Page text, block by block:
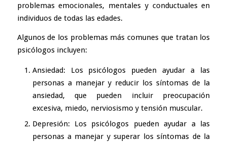
problemas emocionales, mentales y conductuales en
individuos de todas las edades.
Algunos de los problemas más comunes que tratan los
psicólogos incluyen:
Ansiedad: Los psicólogos pueden ayudar a las
personas a manejar y reducir los síntomas de la
ansiedad, que pueden incluir preocupación
excesiva, miedo, nerviosismo y tensión muscular.
Depresión: Los psicólogos pueden ayudar a las
personas a manejar y superar los síntomas de la